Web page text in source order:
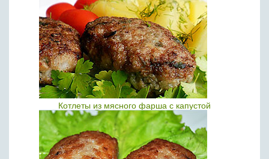
Котлеты из мясного фарша с капустой